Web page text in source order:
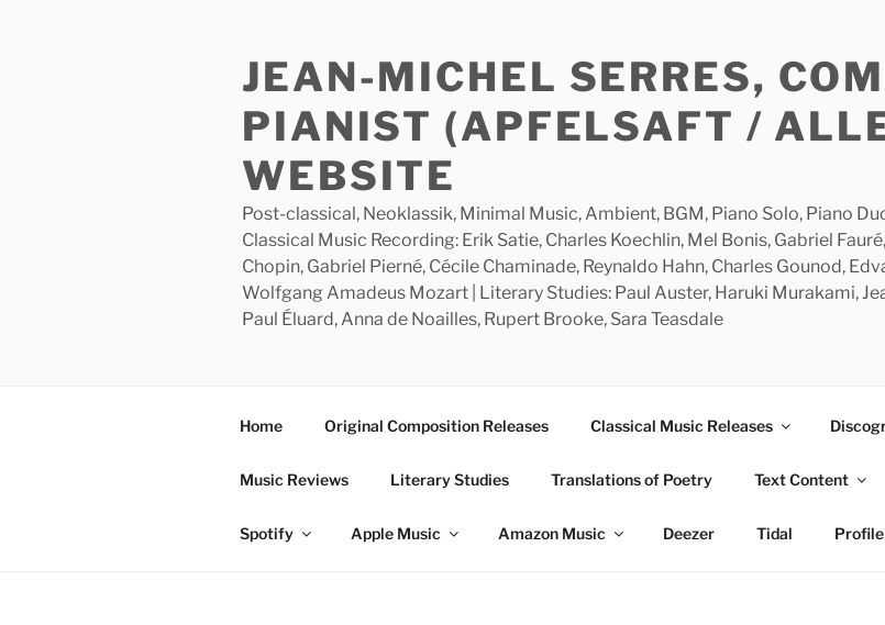
JEAN-MICHEL SERRES,
PIANIST (APFELSAFT /
WEBSITE
Post-classical, Neoklassik, Minimal Music, Ambient, BGM, Piano Solo, Piano
Classical Music Recording: Erik Satie, Charles Koechlin, Mel Bonis, Gabriel
Chopin, Gabriel Pierné, Cécile Chaminade, Reynaldo Hahn, Charles Gounod,
Wolfgang Amadeus Mozart | Literary Studies: Paul Auster, Haruki Murakami,
Paul Éluard, Anna de Noailles, Rupert Brooke, Sara Teasdale
Home Original Composition Releases Classical Music Releases
Music Reviews Literary Studies Translations of Poetry Text Content
Spotify Apple Music Amazon Music Deezer Tidal Profile